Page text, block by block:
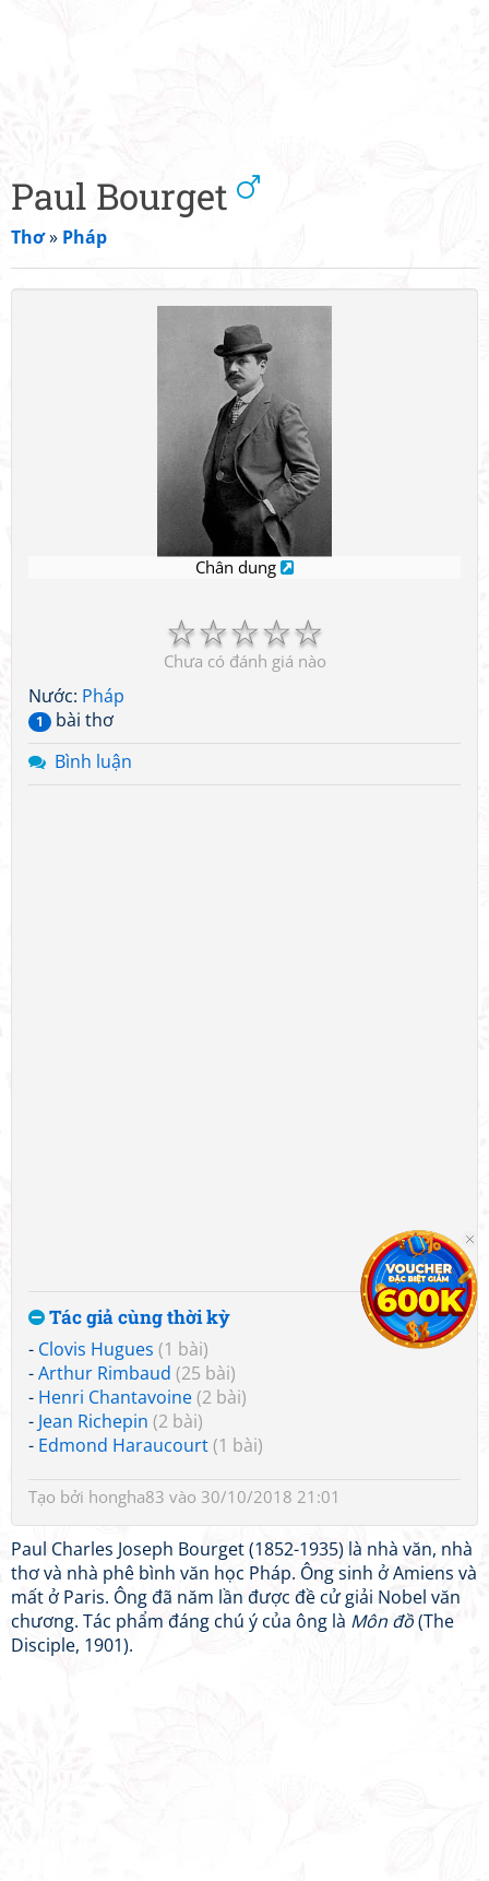
Paul Bourget
Thơ» Pháp
Chân dung
☆
☆
☆
☆
☆
Chưa có đánh giá nào
Nước: Pháp
1
bài thơ
Bình luận
Tác giả cùng thời kỳ
- Clovis Hugues (1 bài)
-Arthur Rimbaud (25 bài)
- Henri Chantavoine(2 bài)
- Jean Richepin (2 bài)
- Edmond Haraucourt(1 bài)
Tạo bởi hongha83 vào 30/10/2018 21:01
Paul Charles Joseph Bourget (1852-1935) là nhà văn, nhà
thơ và nhà phê bình văn học Pháp. Ông sinh ở Amiens và
mất ở Paris. Ông đã năm lần được đề cử giải Nobel văn
chương. Tác phẩm đáng chú ý của ông là Môn đồ(The
Disciple, 1901).